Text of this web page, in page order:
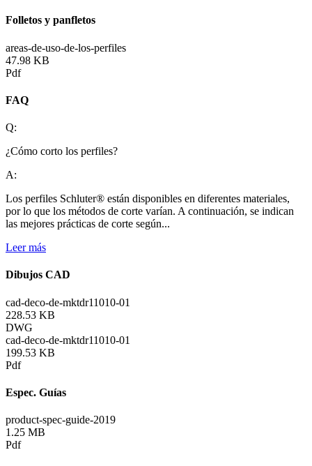
Folletos y panfletos
areas-de-uso-de-los-perfiles
47.98 KB
Pdf
FAQ
Q:
¿Cómo corto los perfiles?
A:
Los perfiles Schluter® están disponibles en diferentes materiales,
por lo que los métodos de corte varían. A continuación, se indican
las mejores prácticas de corte según...
Leer más
Dibujos CAD
cad-deco-de-mktdr11010-01
228.53 KB
DWG
cad-deco-de-mktdr11010-01
199.53 KB
Pdf
Espec. Guías
product-spec-guide-2019
1.25 MB
Pdf